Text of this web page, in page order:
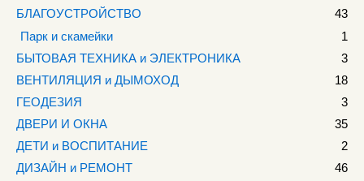
БЛАГОУСТРОЙСТВО
43
Парк и скамейки
1
БЫТОВАЯ ТЕХНИКА и ЭЛЕКТРОНИКА
3
ВЕНТИЛЯЦИЯ и ДЫМОХОД
18
ГЕОДЕЗИЯ
3
ДВЕРИ И ОКНА
35
ДЕТИ и ВОСПИТАНИЕ
2
ДИЗАЙН и РЕМОНТ
46